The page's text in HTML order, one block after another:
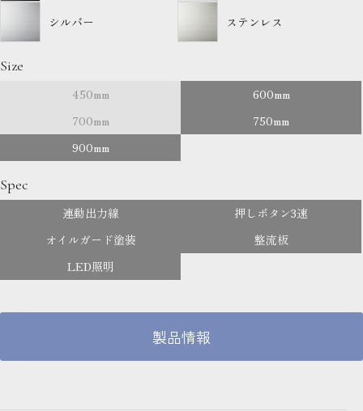
シルバー ステンレス
Size
450mm
600mm
700mm
750mm
900mm
Spec
連動出力線
押しボタン3速
オイルガード塗装
整流板
LED照明
製品情報